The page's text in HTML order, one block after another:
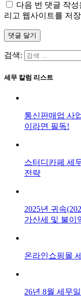
다음 번 댓글 작
리고 웹사이트를 저
댓글 달기
검색:
세무 칼럼 리스트
통신판매업 사
이라면 필독!
스터디카페 세
전략
2025년 귀속
가산세 및 불이
온라인쇼핑몰
26년 8월 세무